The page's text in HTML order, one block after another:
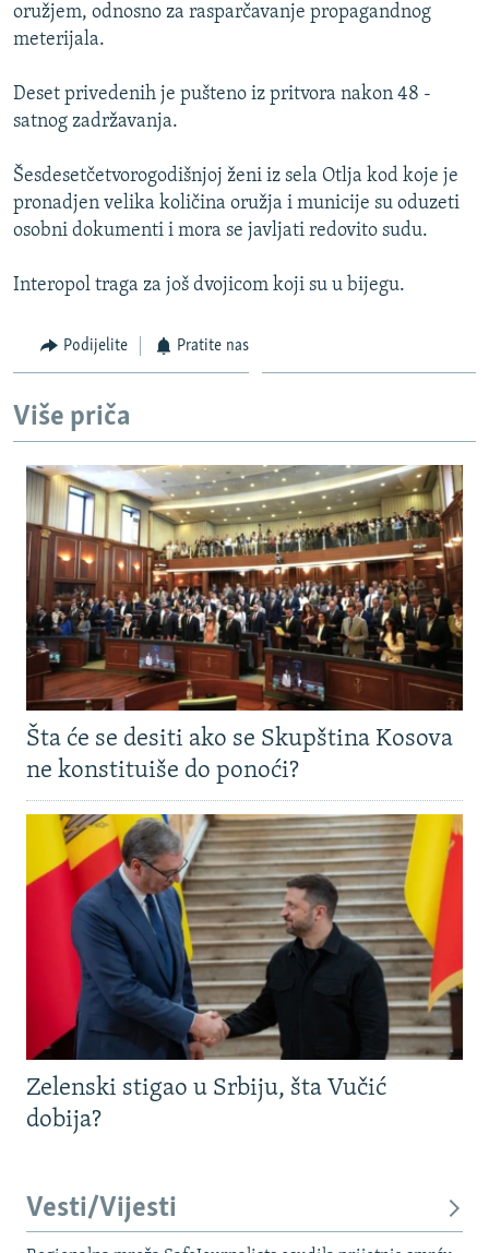
POPLAVE I KLIZIŠTA U BIH 2024.
POST SCRIPTUM
TRI DECENIJE OD RATA U BIH
SVE KARTE DEJTONA
oružjem, odnosno za rasparčavanje propagandnog
meterijala.
Deset privedenih je pušteno iz pritvora nakon 48 -
satnog zadržavanja.
Šesdesetčetvorogodišnjoj ženi iz sela Otlja kod koje je
pronadjen velika količina oružja i municije su oduzeti
osobni dokumenti i mora se javljati redovito sudu.
Interopol traga za još dvojicom koji su u bijegu.
Podijelite Pratite nas
Više priča
Šta će se desiti ako se Skupština Kosova
ne konstituiše do ponoći?
Zelenski stigao u Srbiju, šta Vučić
dobija?
Vesti/Vijesti